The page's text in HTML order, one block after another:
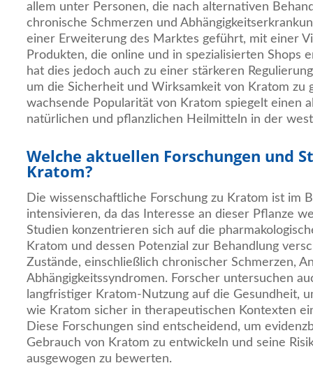
allem unter Personen, die nach alternativen
chronische Schmerzen und
einer Erweiterung des Marktes geführt, mit einer
Produkten, die online und in spezialisierten Shops
hat dies jedoch auch zu einer stärkeren
um die Sicherheit und Wirksamkeit von Kratom zu
wachsende Popularität von Kratom spiegelt einen
natürlichen und pflanzlichen Heilmitteln in der
Welche aktuellen Forschungen und
Kratom?
Die wissenschaftliche Forschung zu Kratom ist im
intensivieren, da das Interesse an dieser Pflanze
Studien konzentrieren sich auf die
Kratom und dessen Potenzial zur Behandlung
Zustände, einschließlich chronischer Schmerzen,
Abhängigkeitssyndromen. Forscher untersuchen
langfristiger Kratom-Nutzung auf die Gesundheit,
wie Kratom sicher in therapeutischen Kontexten
Diese Forschungen sind entscheidend, um
Gebrauch von Kratom zu entwickeln und seine
ausgewogen zu bewerten.